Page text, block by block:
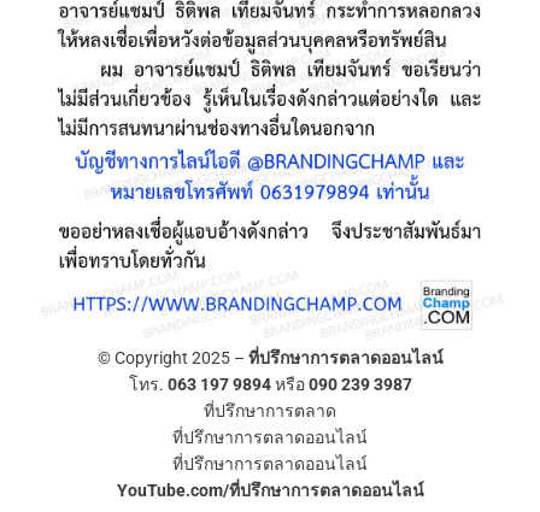
© Copyright 2025 – ที่ปรึกษาการตลาดออนไลน์
โทร. 063 197 9894หรือ090 239 3987
ที่ปรึกษาการตลาด
ที่ปรึกษาการตลาดออนไลน์
ที่ปรึกษาการตลาดออนไลน์
YouTube.com/ที่ปรึกษาการตลาดออนไลน์